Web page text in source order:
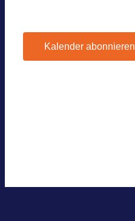
Kalender abonnieren